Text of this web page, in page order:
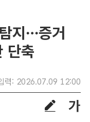
지…증거
단축
력: 2026.07.09 12:00